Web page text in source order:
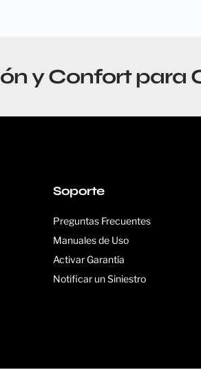
y Confort para
Soporte
Preguntas Frecuentes
Manuales de Uso
Activar Garantía
Notificar un Siniestro